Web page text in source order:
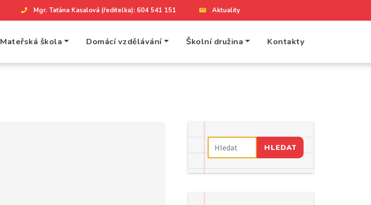
Mgr. Taťána Kasalová (ředitelka): 604 541 151 Aktuality
Mateřská škola Domácí vzdělávání Školní družina Kontakty
HLEDAT